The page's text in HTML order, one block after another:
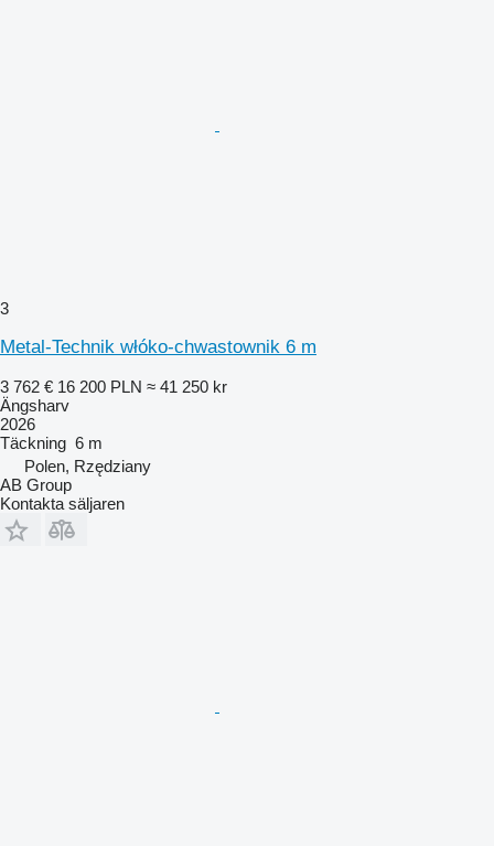
3
Metal-Technik włóko-chwastownik 6 m
3 762 € 16 200 PLN ≈ 41 250 kr
Ängsharv
2026
Täckning 6 m
Polen, Rzędziany
AB Group
Kontakta säljaren